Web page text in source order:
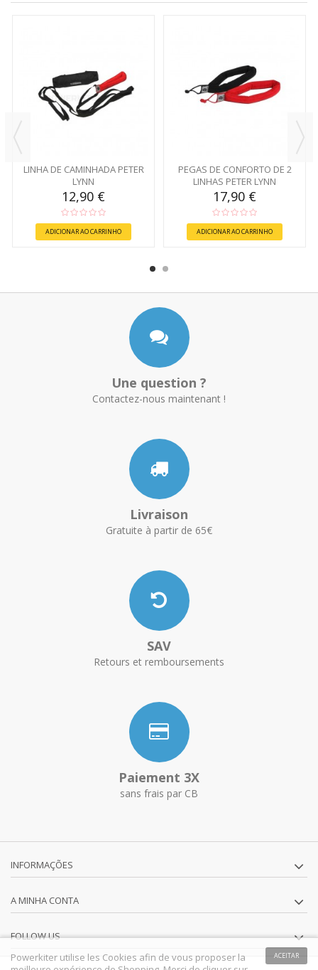
LINHA DE CAMINHADA PETER
LYNN
12,90 €
ADICIONAR AO CARRINHO
PEGAS DE CONFORTO DE 2
LINHAS PETER LYNN
17,90 €
ADICIONAR AO CARRINHO
Une question ?
Contactez-nous maintenant !
Livraison
Gratuite à partir de 65€
SAV
Retours et remboursements
Paiement 3X
sans frais par CB
INFORMAÇÕES
A MINHA CONTA
FOLLOW US
ACEITAR
Powerkiter utilise les Cookies afin de vous proposer la